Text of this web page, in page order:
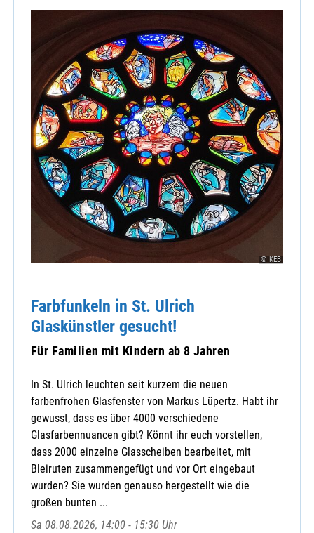
© KEB
Farbfunkeln in St. Ulrich
Glaskünstler gesucht!
Für Familien mit Kindern ab 8 Jahren
In St. Ulrich leuchten seit kurzem die neuen
farbenfrohen Glasfenster von Markus Lüpertz. Habt ihr
gewusst, dass es über 4000 verschiedene
Glasfarbennuancen gibt? Könnt ihr euch vorstellen,
dass 2000 einzelne Glasscheiben bearbeitet, mit
Bleiruten zusammengefügt und vor Ort eingebaut
wurden? Sie wurden genauso hergestellt wie die
großen bunten ...
Sa 08.08.2026, 14:00 - 15:30 Uhr